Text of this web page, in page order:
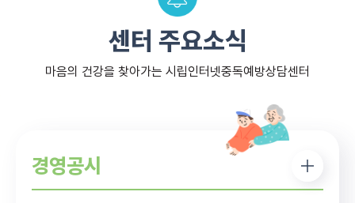
센터 주요소식
마음의 건강을 찾아가는 시립인터넷중독예방상담센터
경영공시